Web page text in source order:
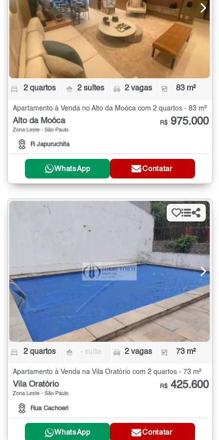
2 quartos 2 suítes 2 vagas 83 m²
Apartamento à Venda no Alto da Moóca com 2 quartos - 83 m²
Alto da Moóca
Zona Leste - São Paulo
R Japuruchita
R$ 975.000
WhatsApp Contatar
2 quartos - suíte 2 vagas 73 m²
Apartamento à Venda na Vila Oratório com 2 quartos - 73 m²
Vila Oratório
Zona Leste - São Paulo
Rua Cachoeri
R$ 425.600
WhatsApp Contatar